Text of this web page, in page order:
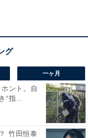
一ヶ月
ント。自
“指...
竹田恒泰